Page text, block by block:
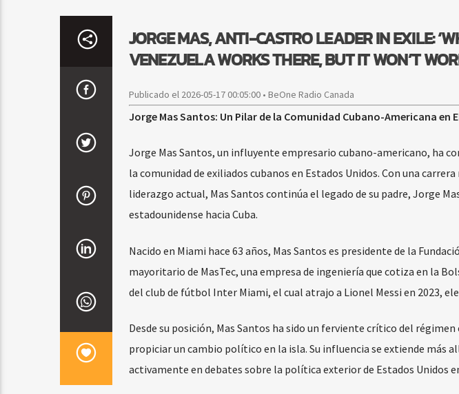
JORGE MAS, ANTI-CASTRO LEADER IN EXILE:
VENEZUELA WORKS THERE, BUT IT WON’T
Publicado el 2026-05-17 00:05:00 • BeOne Radio Canada
Jorge Mas Santos: Un Pilar de la Comunidad Cubano-Americana en
Jorge Mas Santos, un influyente empresario cubano-americano, ha
la comunidad de exiliados cubanos en Estados Unidos. Con una
liderazgo actual, Mas Santos continúa el legado de su padre, Jorge
estadounidense hacia Cuba.
Nacido en Miami hace 63 años, Mas Santos es presidente de la
mayoritario de MasTec, una empresa de ingeniería que cotiza en la
del club de fútbol Inter Miami, el cual atrajo a Lionel Messi en 2023,
Desde su posición, Mas Santos ha sido un ferviente crítico del
propiciar un cambio político en la isla. Su influencia se extiende más
activamente en debates sobre la política exterior de Estados Unidos